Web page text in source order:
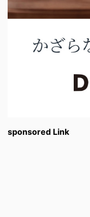
sponsored Link